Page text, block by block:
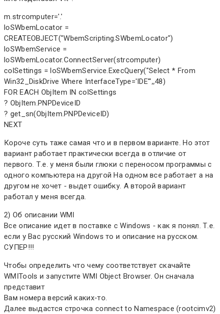
m.strcomputer='.'
loSWbemLocator =
CREATEOBJECT("WbemScripting.SWbemLocator")
loSWbemService =
loSWbemLocator.ConnectServer(strcomputer)
colSettings = loSWbemService.ExecQuery("Select * From
Win32_DiskDrive Where InterfaceType='IDE'",,48)
FOR EACH ObjItem IN colSettings
? ObjItem.PNPDeviceID
? get_sn(ObjItem.PNPDeviceID)
NEXT
Короче суть таже самая что и в первом варианте. Но этот
вариант работает практически всегда в отличие от
первого. Т.е. у меня были глюки с переносом программы с
одного компьютера на другой На одном все работает а на
другом не хочет - выдет ошибку. А второй вариант
работал у меня всегда.
2) Об описании WMI
Все описание идет в поставке с Windows - как я понял. Т.е.
если у Вас русский Windows то и описание на русском.
СУПЕР!!!
Чтобы определить что чему соответствует скачайте
WMITools и запустите WMI Object Browser. Он сначала
представит
Вам номера версий каких-то.
Далее выдастся строчка connect to Namespace (rootcimv2)